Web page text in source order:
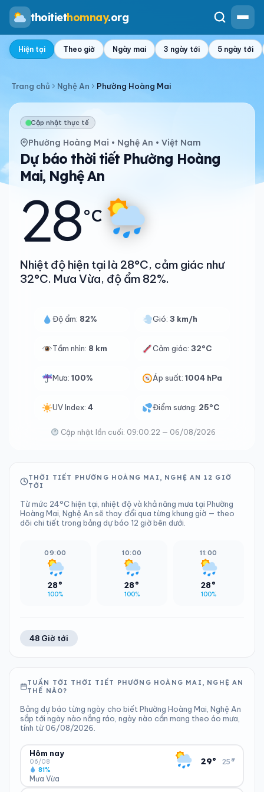
thoitiethomnay.org
Hiện tại Theo giờ Ngày mai 3 ngày tới 5 ngày tới
Trang chủ Nghệ An Phường Hoàng Mai
Cập nhật thực tế
Phường Hoàng Mai • Nghệ An • Việt Nam
Dự báo thời tiết Phường Hoàng
Mai, Nghệ An
28°C
Nhiệt độ hiện tại là 28°C, cảm giác như
32°C. Mưa Vừa, độ ẩm 82%.
Độ ẩm: 82% Gió:3 km/h
Tầm nhìn: 8 km Cảm giác:32°C
Mưa: 100% Áp suất:1004 hPa
UV Index: 4 Điểm sương: 25°C
Cập nhật lần cuối: 09:00:22 — 06/08/2026
THỜI TIẾT PHƯỜNG HOÀNG MAI, NGHỆ AN 12 GIỜ
TỚI
Từ mức 24°C hiện tại, nhiệt độ và khả năng mưa tại Phường
Hoàng Mai, Nghệ An sẽ thay đổi qua từng khung giờ — theo
dõi chi tiết trong bảng dự báo 12 giờ bên dưới.
09:00
28°
100%
10:00
28°
100%
11:00
28°
100%
48 Giờ tới
TUẦN TỚI THỜI TIẾT PHƯỜNG HOÀNG MAI, NGHỆ AN
THẾ NÀO?
Bảng dự báo từng ngày cho biết Phường Hoàng Mai, Nghệ An
sắp tới ngày nào nắng ráo, ngày nào cần mang theo áo mưa,
tính từ 06/08/2026.
Hôm nay
06/08
Mưa Vừa
81%
29° 25°
▾